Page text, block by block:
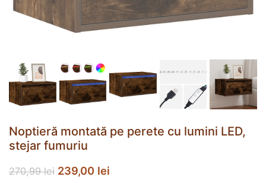
Noptieră montată pe perete cu lumini LED,
stejar fumuriu
270,99lei 239,00 lei